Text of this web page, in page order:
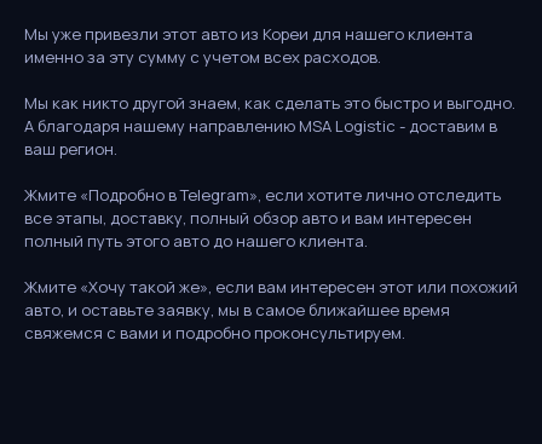
Мы уже привезли этот авто из Кореи для нашего клиента
именно за эту сумму с учетом всех расходов.
Мы как никто другой знаем, как сделать это быстро и выгодно.
А благодаря нашему направлению MSA Logistic - доставим в
ваш регион.
Жмите «Подробно в Telegram», если хотите лично отследить
все этапы, доставку, полный обзор авто и вам интересен
полный путь этого авто до нашего клиента.
Жмите «Хочу такой же», если вам интересен этот или похожий
авто, и оставьте заявку, мы в самое ближайшее время
свяжемся с вами и подробно проконсультируем.
Бесплатная
консультация
Заполните форму, и наши менеджеры
свяжутся с вами в ближайшее время
Ответим за 15 минут